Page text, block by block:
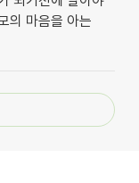
의 마음을 아는